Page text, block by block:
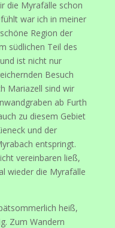
die Myrafälle schon
war ich in meiner
Region der
südlichen Teil des
ist nicht nur
Besuch
Mariazell sind wir
ab Furth
zu diesem Gebiet
und der
entspringt.
vereinbaren ließ,
wieder die Myrafälle
heiß,
Zum Wandern